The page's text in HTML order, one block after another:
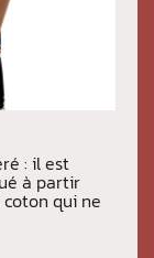
: il est
à partir
qui ne